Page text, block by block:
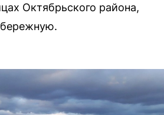
Октябрьского района,